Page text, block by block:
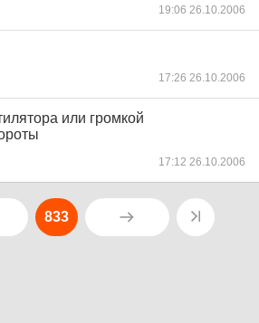
19:06 26.10.2006
17:26 26.10.2006
или громкой
17:12 26.10.2006
833